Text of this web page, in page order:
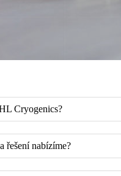
Cryogenics?
řešení nabízíme?